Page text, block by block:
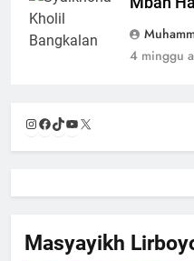
4 minggu
Instagram
Facebook
TikTok
YouTube
Masyayikh